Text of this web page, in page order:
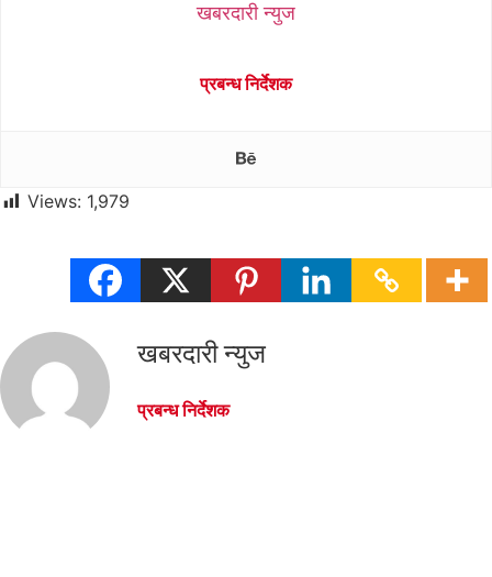
खबरदारी न्युज
प्रबन्ध निर्देशक
Views: 1,979
खबरदारी न्युज
प्रबन्ध निर्देशक